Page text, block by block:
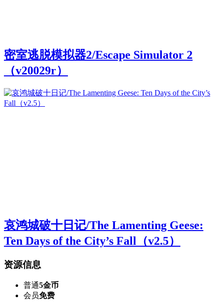
密室逃脱模拟器2/Escape Simulator 2
（v20029r）
哀鸿城破十日记/The Lamenting Geese:
Ten Days of the City’s Fall（v2.5）
资源信息
普通5金币
会员免费